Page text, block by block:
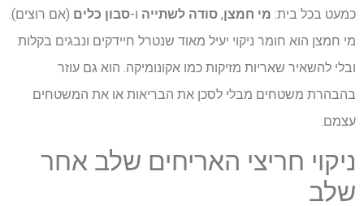
כמעט בכל בית: מי חמצן, סודה לשתייה ו-סבון כלים (אם רוצים).
מי חמצן הוא חומר ניקוי יעיל מאוד שנטרל חיידקים ונבגים בקלות
ובלי להשאיר שאריות מזיקות כמו אקונומיקה. הוא גם עוזר
בהבהרת משטחים מבלי לסכן את הבריאות או את המשטחים
עצמם.
ניקוי חריצי האריחים שלב אחר
שלב